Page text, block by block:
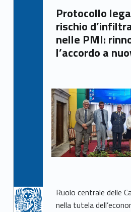
Protocollo legalità contro
rischio
nelle PMI:
l’accordo a
Ruolo centrale delle
nella tutela